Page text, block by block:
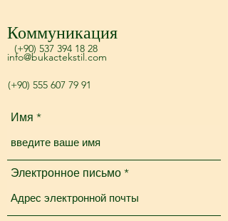
(+90) 537 394 18 28
Коммуникация
info@bukactekstil.com
(+90) 555 607 79 91
Имя
Электронное письмо